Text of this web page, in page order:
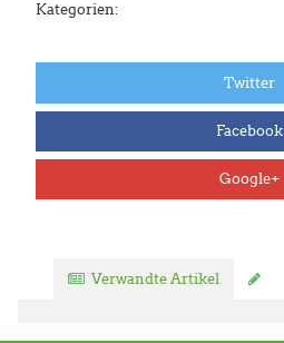
Kategorien:
Twitter
Facebook
Google+
Verwandte Artikel